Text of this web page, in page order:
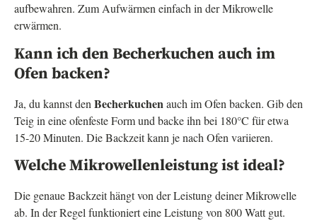
aufbewahren. Zum Aufwärmen einfach in der Mikrowelle
erwärmen.
Kann ich den Becherkuchen auch im
Ofen backen?
Ja, du kannst den Becherkuchenauch im Ofen backen. Gib den
Teig in eine ofenfeste Form und backe ihn bei 180°C für etwa
15-20 Minuten. Die Backzeit kann je nach Ofen variieren.
Welche Mikrowellenleistung ist ideal?
Die genaue Backzeit hängt von der Leistung deiner Mikrowelle
ab. In der Regel funktioniert eine Leistung von 800 Watt gut.